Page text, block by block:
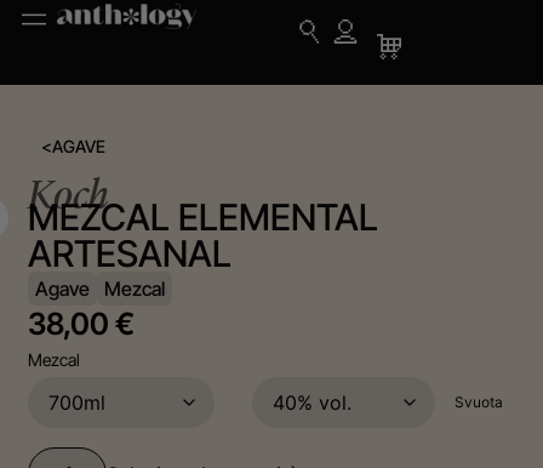
<AGAVE
Koch
MEZCAL ELEMENTAL
ARTESANAL
Agave Mezcal
38,00 €
Mezcal
Svuota